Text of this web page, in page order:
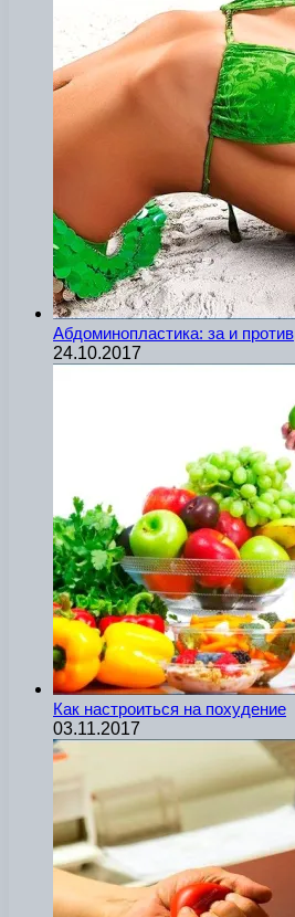
Абдоминопластика: за и против
24.10.2017
Как настроиться на похудение
03.11.2017